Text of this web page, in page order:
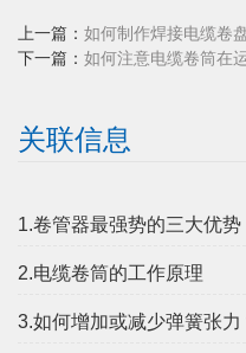
上一篇： 如何制作焊接电缆卷
下一篇： 如何注意电缆卷筒在
关联信息
1.卷管器最强势的三大优势
2.电缆卷筒的工作原理
3.如何增加或减少弹簧张力